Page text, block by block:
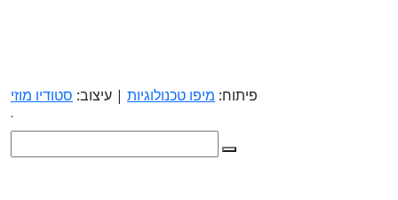
פיתוח: מיפו טכנולוגיות | עיצוב: סטודיו מוזי
.